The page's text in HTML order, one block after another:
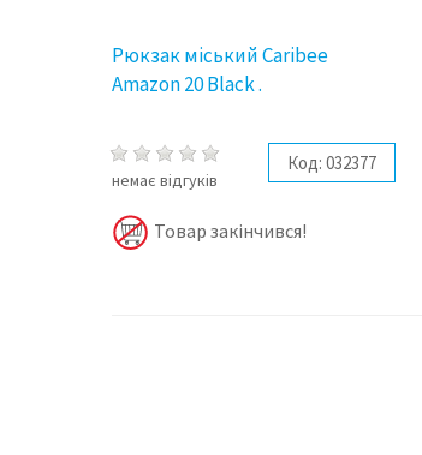
Рюкзак міський Caribee
Amazon 20 Black .
немає відгуків
Код: 032377
Товар закінчився!